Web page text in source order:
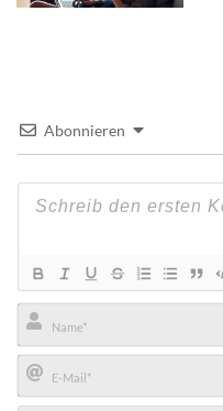
Abonnieren
Name*